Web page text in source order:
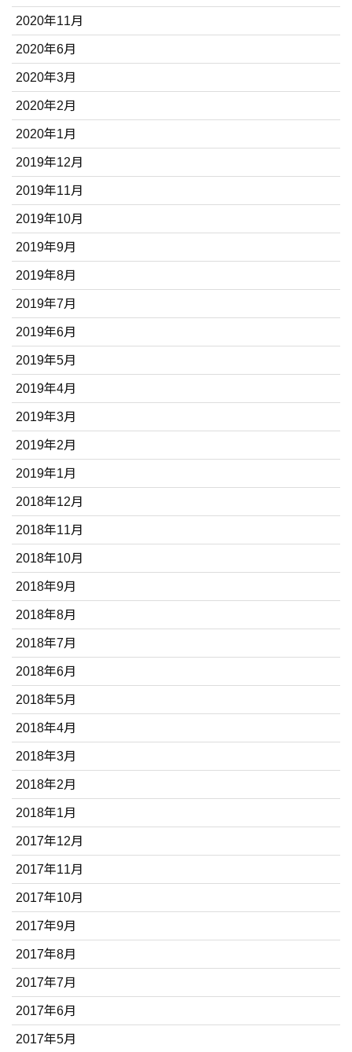
2020年11月
2020年6月
2020年3月
2020年2月
2020年1月
2019年12月
2019年11月
2019年10月
2019年9月
2019年8月
2019年7月
2019年6月
2019年5月
2019年4月
2019年3月
2019年2月
2019年1月
2018年12月
2018年11月
2018年10月
2018年9月
2018年8月
2018年7月
2018年6月
2018年5月
2018年4月
2018年3月
2018年2月
2018年1月
2017年12月
2017年11月
2017年10月
2017年9月
2017年8月
2017年7月
2017年6月
2017年5月